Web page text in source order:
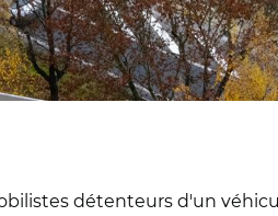
détenteurs d'un